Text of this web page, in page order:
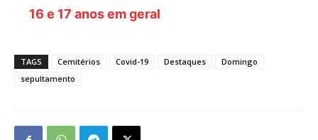
16 e 17 anos em geral
TAGS Cemitérios Covid-19 Destaques
Domingo
sepultamento